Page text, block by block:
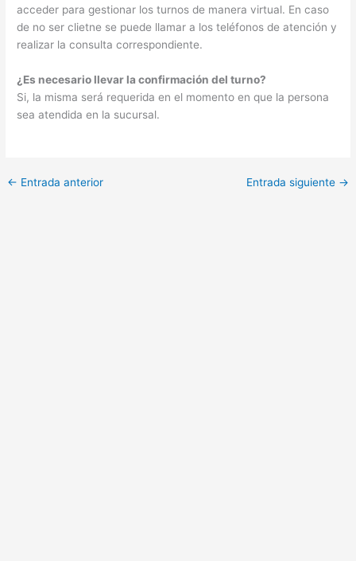
acceder para gestionar los turnos de manera virtual. En caso
de no ser clietne se puede llamar a los teléfonos de atención y
realizar la consulta correspondiente.
¿Es necesario llevar la confirmación del turno?
Si, la misma será requerida en el momento en que la persona
sea atendida en la sucursal.
← Entrada anterior Entrada siguiente →